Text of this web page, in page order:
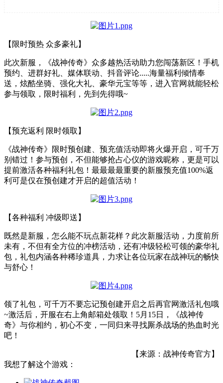
【限时预热 众多豪礼】
此次新服，《战神传奇》众多越热活动助力您闯荡新区！手机
预约、进群好礼、媒体联动、抖音评论.....海量福利倾情奉
送，炫酷坐骑、强化大礼、豪华元宝等等，进入官网就能轻松
参与领取，限时福利，先到先得哦~
【预充返利 限时领取】
《战神传奇》限时预创建、预充值活动即将火爆开启，可千万
别错过！参与预创，不但能够抢占心仪的游戏昵称，更是可以
提前激活各种福利礼包！最最最最重要的新服预充值100%返
利可是仅在预创建才开启的超值活动！
【各种福利 冲级即送】
既然是新服，怎么能不玩点新花样？此次新服活动，力度前所
未有，不但有全方位的冲榜活动，还有冲级轻松可领的豪华礼
包，礼包内涵各种稀珍道具，力求让各位玩家在战神玩的畅快
与舒心！
领了礼包，可千万不要忘记预创建开启之后再官网激活礼包哦
~激活后，开服在右上角邮箱处领取！5月15日，《战神传
奇》与你相约，初心不变，一同归来寻找厮杀战场的热血时光
吧！
【来源：战神传奇官方】
我想了解这个游戏：